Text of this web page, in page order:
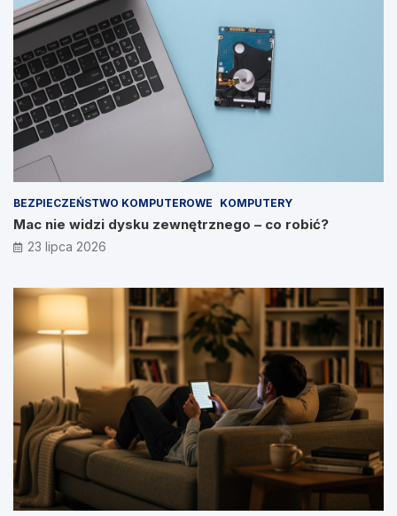
BEZPIECZEŃSTWO KOMPUTEROWE KOMPUTERY
Mac nie widzi dysku zewnętrznego – co robić?
23 lipca 2026